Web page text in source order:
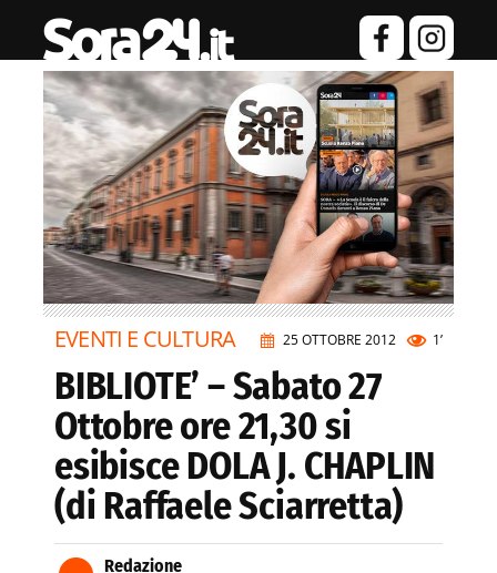
25 OTTOBRE 2012 1’
EVENTI E CULTURA
BIBLIOTE’ – Sabato 27
Ottobre ore 21,30 si
esibisce DOLA J. CHAPLIN
(di Raffaele Sciarretta)
Redazione